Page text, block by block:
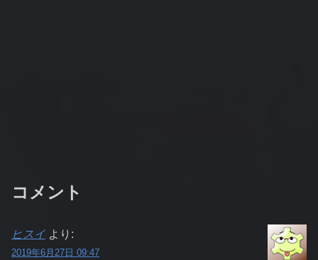
コメント
ヒスイ より:
2019年6月27日 09:47